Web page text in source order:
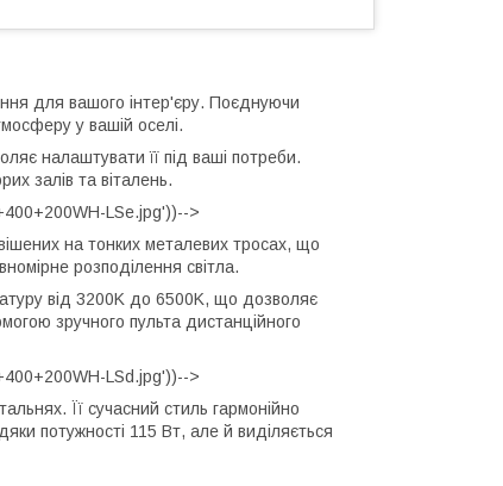
для вашого інтер'єру. Поєднуючи
у вашій оселі.
налаштувати її під ваші потреби.
залів та віталень.
LSe.jpg'))-->
на тонких металевих тросах, що
розподілення світла.
від 3200K до 6500K, що дозволяє
зручного пульта дистанційного
LSd.jpg'))-->
Її сучасний стиль гармонійно
потужності 115 Вт, але й виділяється